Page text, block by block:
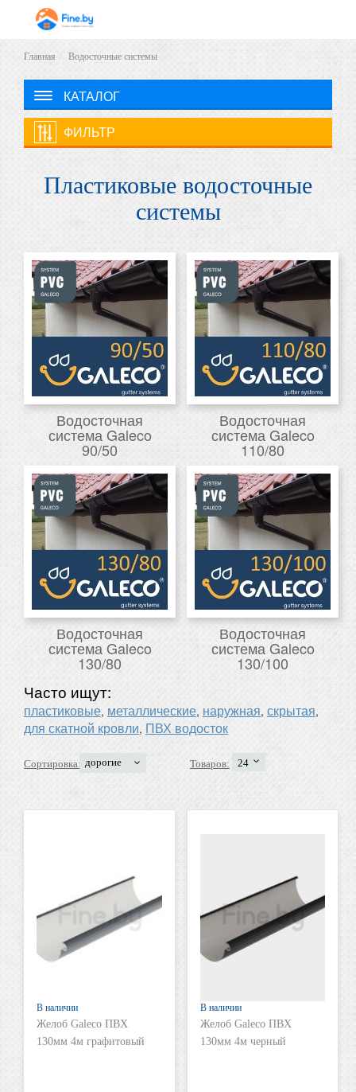
Главная Водосточные системы
КАТАЛОГ
ФИЛЬТР
Пластиковые водосточные
системы
Водосточная
система Galeco
90/50
Водосточная
система Galeco
110/80
Водосточная
система Galeco
130/80
Водосточная
система Galeco
130/100
Часто ищут:
пластиковые, металлические, наружная, скрытая,
для скатной кровли, ПВХ водосток
Сортировка: дорогие Товаров: 24
В наличии
Желоб Galeco ПВХ
130мм 4м графитовый
В наличии
Желоб Galeco ПВХ
130мм 4м черный